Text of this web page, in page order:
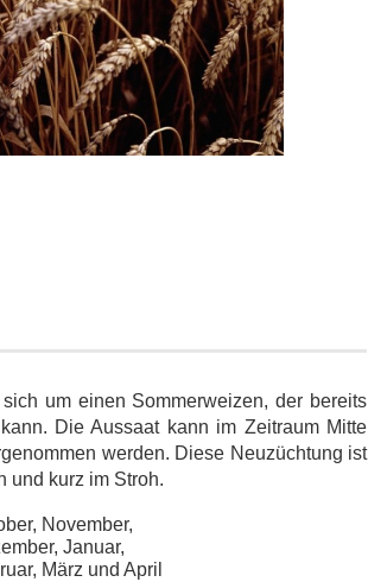
um einen Sommerweizen, der bereits
Die Aussaat kann im Zeitraum Mitte
werden. Diese Neuzüchtung ist
und kurz im Stroh.
November,
Januar,
März und April